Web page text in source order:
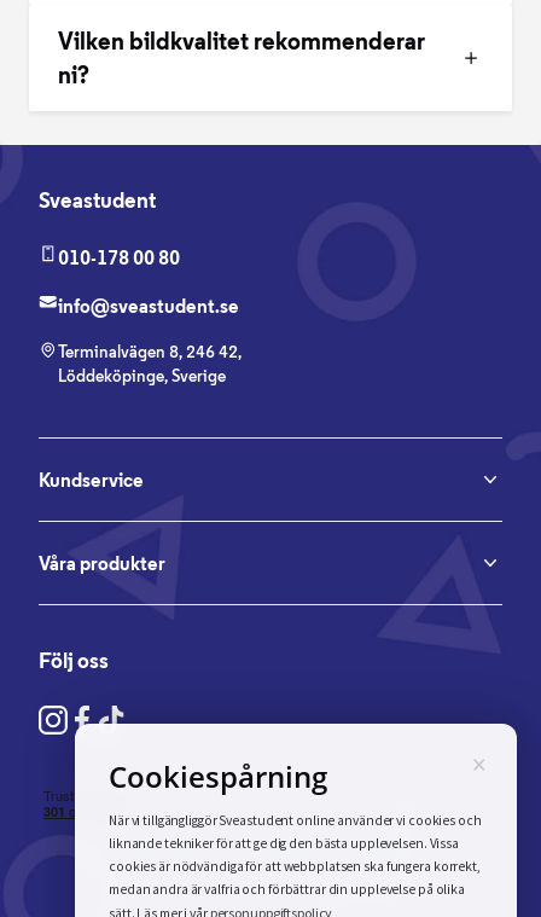
Vilken bildkvalitet rekommenderar
ni?
Sveastudent
010-178 00 80
info@sveastudent.se
Terminalvägen 8, 246 42,
Löddeköpinge, Sverige
Kundservice
Våra produkter
Följ oss
×
Cookiespårning
När vi tillgängliggör Sveastudent online använder vi cookies och
liknande tekniker för att ge dig den bästa upplevelsen. Vissa
cookies är nödvändiga för att webbplatsen ska fungera korrekt,
medan andra är valfria och förbättrar din upplevelse på olika
sätt. Läs mer i vår personuppgiftspolicy